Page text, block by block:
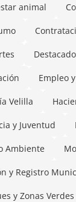
animal
Destacado
Empleo
Velilla
y Juventud
Ambiente
y Registro
y Zonas Verdes